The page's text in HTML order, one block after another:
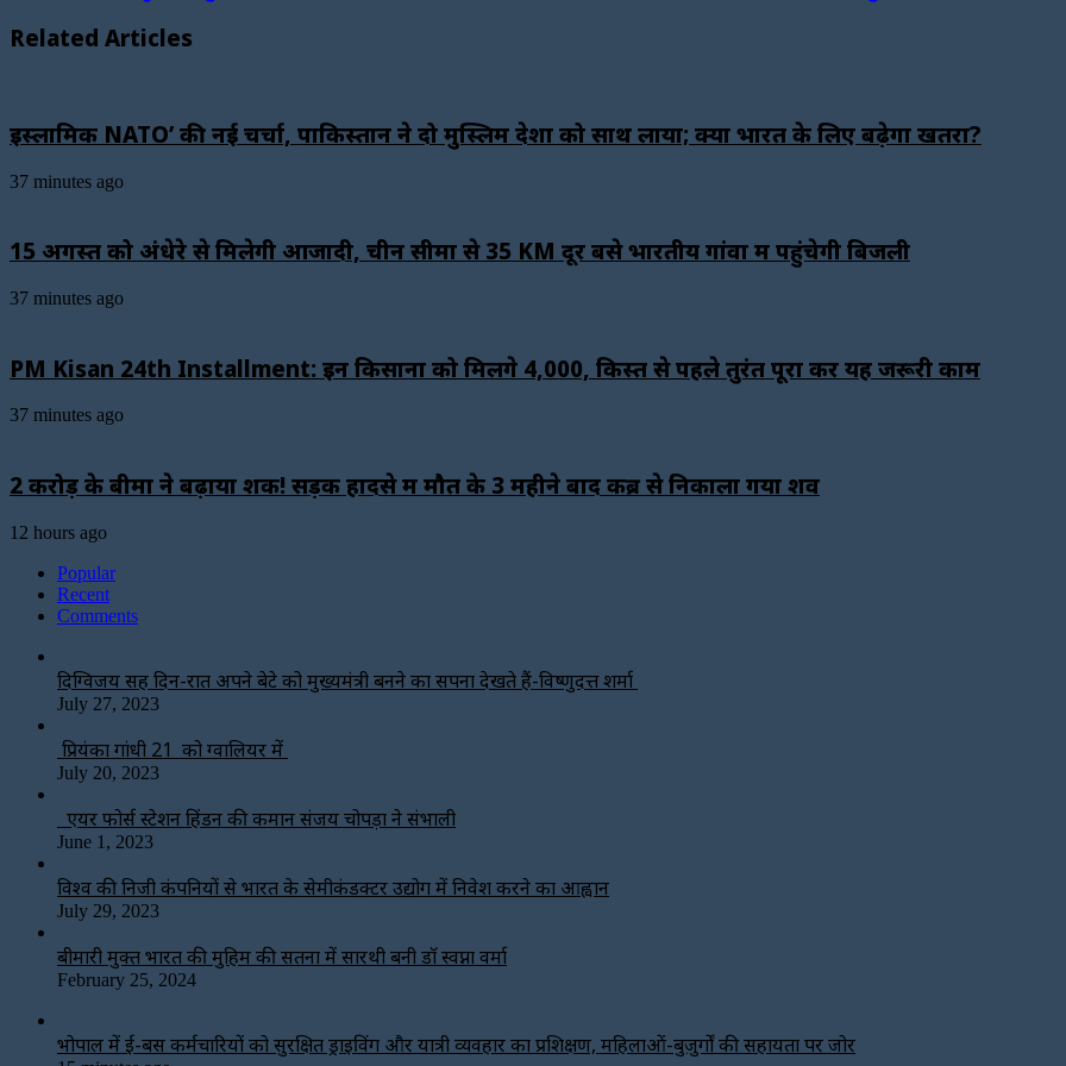
Related Articles
इस्लामिक NATO’ की नई चर्चा, पाकिस्तान ने दो मुस्लिम देशों को साथ लाया; क्या भारत के लिए बढ़ेगा खतरा?
37 minutes ago
15 अगस्त को अंधेरे से मिलेगी आजादी, चीन सीमा से 35 KM दूर बसे भारतीय गांवों में पहुंचेगी बिजली
37 minutes ago
PM Kisan 24th Installment: इन किसानों को मिलेंगे ₹4,000, किस्त से पहले तुरंत पूरा करें यह जरूरी काम
37 minutes ago
2 करोड़ के बीमा ने बढ़ाया शक! सड़क हादसे में मौत के 3 महीने बाद कब्र से निकाला गया शव
12 hours ago
Popular
Recent
Comments
दिग्विजय सिंह दिन-रात अपने बेटे को मुख्यमंत्री बनने का सपना देखते हैं-विष्णुदत्त शर्मा
July 27, 2023
प्रियंका गांधी 21 को ग्वालियर में
July 20, 2023
एयर फोर्स स्टेशन हिंडन की कमान संजय चोपड़ा ने संभाली
June 1, 2023
विश्‍व की निजी कंपनियों से भारत के सेमीकंडक्टर उद्योग में निवेश करने का आह्वान
July 29, 2023
बीमारी मुक्त भारत की मुहिम की सतना में सारथी बनी डाॅ स्वप्ना वर्मा
February 25, 2024
भोपाल में ई-बस कर्मचारियों को सुरक्षित ड्राइविंग और यात्री व्यवहार का प्रशिक्षण, महिलाओं-बुजुर्गों की सहायता पर जोर